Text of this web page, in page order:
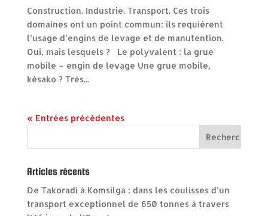
Construction. Industrie. Transport. Ces trois
domaines ont un point commun: ils requièrent
l’usage d’engins de levage et de manutention.
Oui, mais lesquels ? Le polyvalent : la grue
mobile – engin de levage Une grue mobile,
késako ? Très...
« Entrées précédentes
Articles récents
De Takoradi à Komsilga : dans les coulisses d’un
transport exceptionnel de 650 tonnes à travers